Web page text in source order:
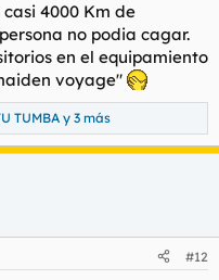
4000 Km de
no podia cagar.
en el equipamiento
voyage"
TUMBA y 3 más
#12